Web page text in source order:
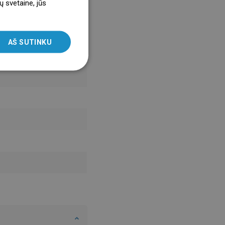
LITHUANIAN
svetaine, jūs
AŠ SUTINKU